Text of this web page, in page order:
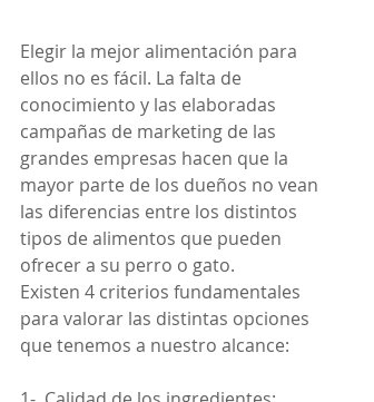
Elegir la mejor alimentación para
ellos no es fácil. La falta de
conocimiento y las elaboradas
campañas de marketing de las
grandes empresas hacen que la
mayor parte de los dueños no vean
las diferencias entre los distintos
tipos de alimentos que pueden
ofrecer a su perro o gato.
Existen 4 criterios fundamentales
para valorar las distintas opciones
que tenemos a nuestro alcance: